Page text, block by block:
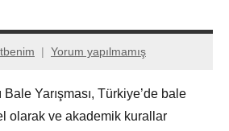
Yorum yapılmamış
Yarışması, Türkiye’de bale
olarak ve akademik kurallar